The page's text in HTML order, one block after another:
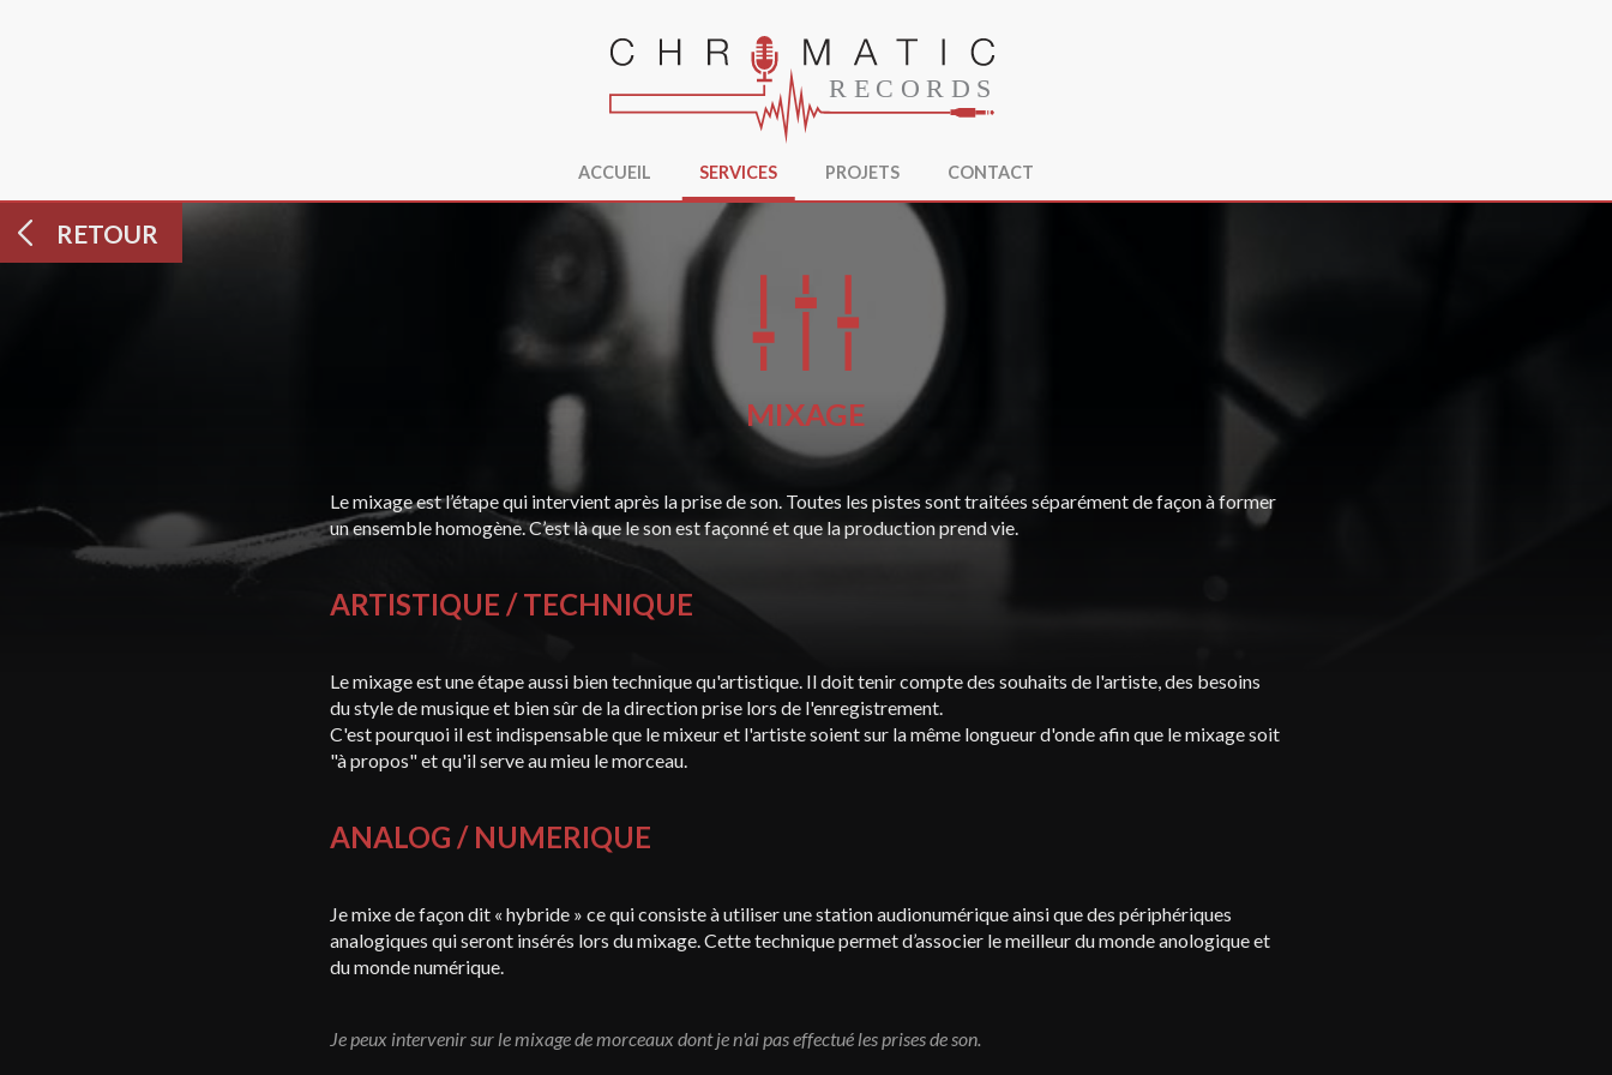
ACCUEIL SERVICES PROJETS CONTACT
MIXAGE
Le mixage est l’étape qui intervient après la prise de son. Toutes les pistes sont traitées séparément de façon à former
un ensemble homogène. C’est là que le son est façonné et que la production prend vie.
ARTISTIQUE / TECHNIQUE
Le mixage est une étape aussi bien technique qu'artistique. Il doit tenir compte des souhaits de l'artiste, des besoins
du style de musique et bien sûr de la direction prise lors de l'enregistrement.
C'est pourquoi il est indispensable que le mixeur et l'artiste soient sur la même longueur d'onde afin que le mixage soit
"à propos" et qu'il serve au mieu le morceau.
ANALOG / NUMERIQUE
Je mixe de façon dit « hybride » ce qui consiste à utiliser une station audionumérique ainsi que des périphériques
analogiques qui seront insérés lors du mixage. Cette technique permet d’associer le meilleur du monde anologique et
du monde numérique.
Je peux intervenir sur le mixage de morceaux dont je n'ai pas effectué les prises de son.
RETOUR